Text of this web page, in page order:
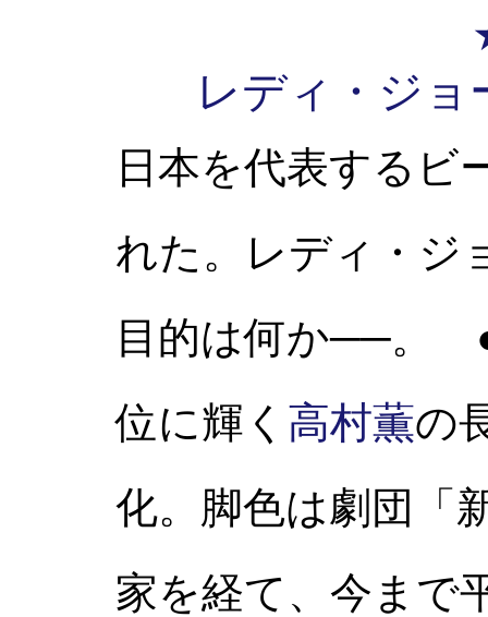
レディ・ジョ
日本を代表するビ
れた。レディ・ジ
目的は何か──。
位に輝く 高村薫の
化。脚色は劇団「
家を経て、今まで